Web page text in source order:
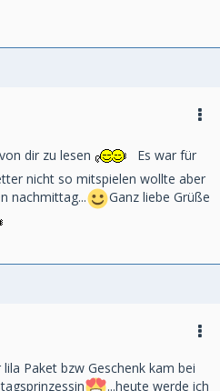
dir zu lesen
Es war für
nicht so mitspielen wollte aber
nachmittag...
Ganz liebe Grüße
Paket bzw Geschenk kam bei
...heute werde ich